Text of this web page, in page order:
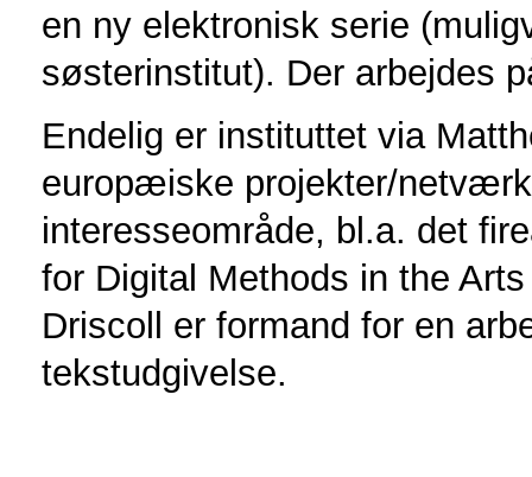
en ny elektronisk serie
søsterinstitut). Der arbejdes
Endelig er instituttet via
europæiske projekter/
interesseområde, bl.a. det
for Digital Methods in the
Driscoll er formand for en
tekstudgivelse.